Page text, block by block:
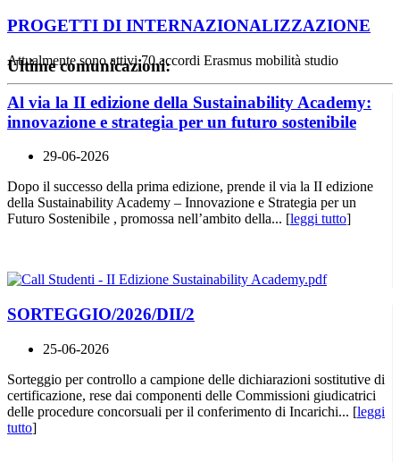
PROGETTI DI INTERNAZIONALIZZAZIONE
Attualmente sono attivi 70 accordi Erasmus mobilità studio
Ultime comunicazioni:
Al via la II edizione della Sustainability Academy:
innovazione e strategia per un futuro sostenibile
29-06-2026
Dopo il successo della prima edizione, prende il via la II edizione
della Sustainability Academy – Innovazione e Strategia per un
Futuro Sostenibile , promossa nell’ambito della... [leggi tutto]
SORTEGGIO/2026/DII/2
25-06-2026
Sorteggio per controllo a campione delle dichiarazioni sostitutive di
certificazione, rese dai componenti delle Commissioni giudicatrici
delle procedure concorsuali per il conferimento di Incarichi... [leggi
tutto]